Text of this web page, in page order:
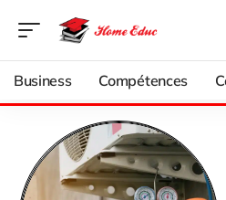
Business Compétences